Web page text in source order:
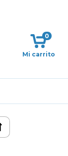
Mi carrito
0